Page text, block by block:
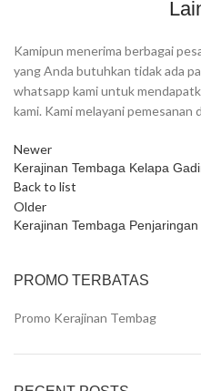
Kamipun menerima berbagai
yang Anda butuhkan tidak ada
whatsapp kami untuk
kami. Kami melayani pemesanan
Newer
Kerajinan Tembaga Kelapa
Back to list
Older
Kerajinan Tembaga Penjaringan
PROMO TERBATAS
Promo Kerajinan Tembag